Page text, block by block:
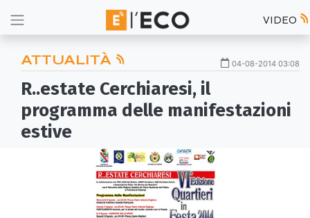
VIDEO
ATTUALITÀ 04-08-2014 03:08
R..estate Cerchiaresi, il
programma delle manifestazioni
estive